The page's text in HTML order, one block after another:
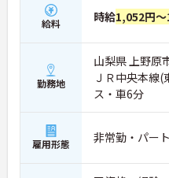
給料 時給1,052円
勤務地
山梨県 上野原
ＪＲ中央本線
ス・車6分
雇用形態 非常勤・パー